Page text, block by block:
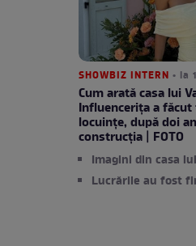
SHOWBIZ INTERN • la
Cum arată casa lui
Influencerița a
locuințe, după doi
construcția | FOTO
Imagini din casa
Lucrările au fost